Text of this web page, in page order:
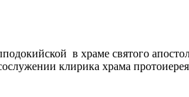
в храме святого
клирика храма